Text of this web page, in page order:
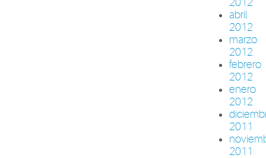
abril
2012
marzo
2012
febrero
2012
enero
2012
2011
2011